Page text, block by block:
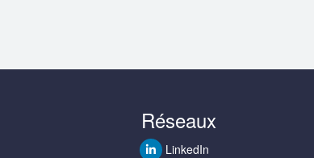
Réseaux
LinkedIn